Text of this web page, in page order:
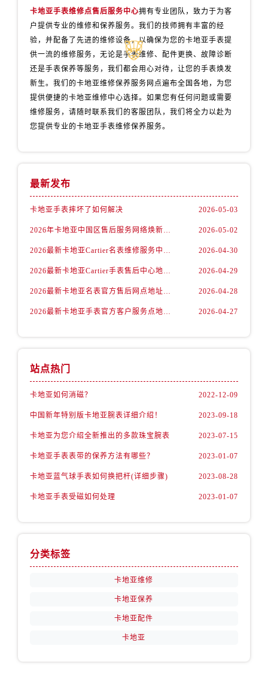
卡地亚手表维修点售后服务中心拥有专业团队，致力于为客
户提供专业的维修和保养服务。我们的技师拥有丰富的经
验，并配备了先进的维修设备，以确保为您的卡地亚手表提
供一流的维修服务，无论是手表维修、配件更换、故障诊断
还是手表保养等服务，我们都会用心对待，让您的手表焕发
新生。我们的卡地亚维修保养服务网点遍布全国各地，为您
提供便捷的卡地亚维修中心选择。如果您有任何问题或需要
维修服务，请随时联系我们的客服团队，我们将全力以赴为
您提供专业的卡地亚手表维修保养服务。
最新发布
卡地亚手表摔坏了如何解决 2026-05-03
2026年卡地亚中国区售后服务网络焕新升级公告（最新电话及地址） 2026-05-02
2026最新卡地亚Cartier名表维修服务中心地址实地探访报告 2026-04-30
2026最新卡地亚Cartier手表售后中心地址实地探访报告 2026-04-29
2026最新卡地亚名表官方售后网点地址考察报告 2026-04-28
2026最新卡地亚手表官方客户服务点地址调研报告 2026-04-27
站点热门
卡地亚如何消磁？ 2022-12-09
中国新年特别版卡地亚腕表详细介绍！ 2023-09-18
卡地亚为您介绍全新推出的多款珠宝腕表 2023-07-15
卡地亚手表表带的保养方法有哪些？ 2023-01-07
卡地亚蓝气球手表如何换把杆(详细步骤) 2023-08-28
卡地亚手表受磁如何处理 2023-01-07
分类标签
卡地亚维修
卡地亚保养
卡地亚配件
卡地亚